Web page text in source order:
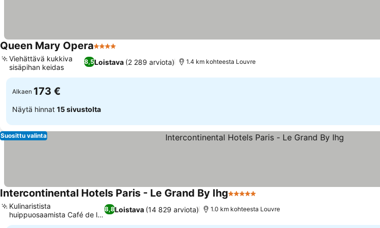
Queen Mary Opera4 Tähtiluokitus
8,5Loistava (2 289 arviota)
Viehättävä kukkiva
sisäpihan keidas
1.4 km kohteesta Louvre
Alkaen 173 €
Näytä hinnat 15 sivustolta
Suosittu valinta
Intercontinental Hotels Paris - Le Grand By Ihg5 Tähtiluokitus
8,8Loistava (14 829 arviota)
Kulinaristista
huippuosaamista Café de la
Paixissa
1.0 km kohteesta Louvre